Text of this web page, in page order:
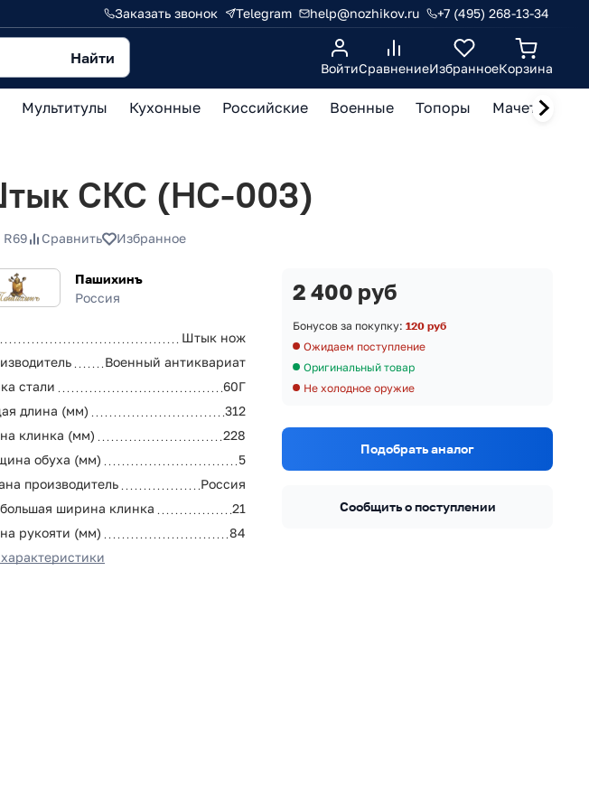
Заказать звонок Telegram help@nozhikov.ru +7 (495) 268-13-34
Найти
ВойтиСравнениеИзбранноеКорзина
Мультитулы Кухонные Российские Военные Топоры Мачете,
СКС (НС-003)
R69 Сравнить Избранное
Пашихинъ
Россия
Штык нож
Военный антиквариат
стали
60Г
длина (мм)
312
клинка (мм)
228
обуха (мм)
5
производитель
Россия
ширина клинка
21
рукояти (мм)
84
2 400 руб
Бонусов за покупку: 120 руб
Ожидаем поступление
Оригинальный товар
Не холодное оружие
Подобрать аналог
Сообщить о поступлении